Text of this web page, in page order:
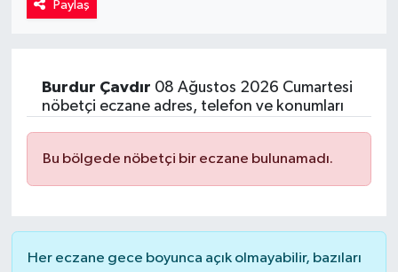
Paylaş
Burdur Çavdır 08 Ağustos 2026 Cumartesi
nöbetçi eczane adres, telefon ve konumları
Bu bölgede nöbetçi bir eczane bulunamadı.
Her eczane gece boyunca açık olmayabilir, bazıları
Yaşam